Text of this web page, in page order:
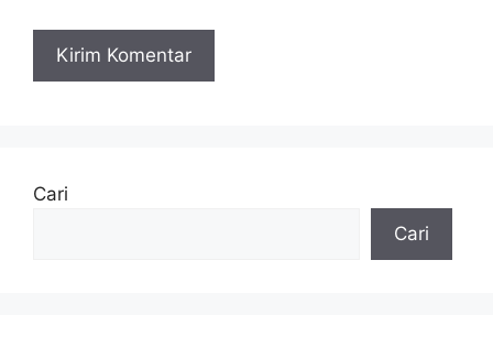
Cari
Cari